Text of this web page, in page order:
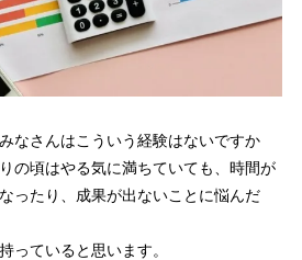
なさんはこういう経験はないですか
の頃はやる気に満ちていても、時間が
ったり、成果が出ないことに悩んだ
っていると思います。